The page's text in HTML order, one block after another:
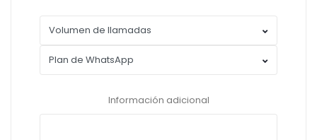
Información adicional